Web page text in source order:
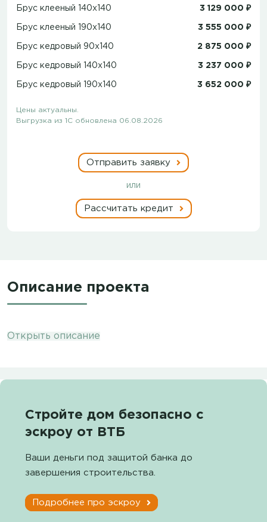
Брус клееный 140x140 3 129 000 ₽
Брус клееный 190x140 3 555 000 ₽
Брус кедровый 90x140 2 875 000 ₽
Брус кедровый 140x140 3 237 000 ₽
Брус кедровый 190x140 3 652 000 ₽
Цены актуальны.
Выгрузка из 1С обновлена 06.08.2026
Отправить заявку
или
Рассчитать кредит
Описание проекта
Открыть описание
Стройте дом безопасно с
эскроу от ВТБ
Ваши деньги под защитой банка до
завершения строительства.
Подробнее про эскроу